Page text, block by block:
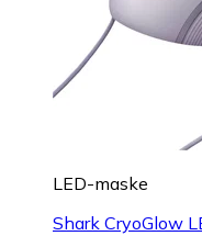
LED-maske
Shark CryoGlow